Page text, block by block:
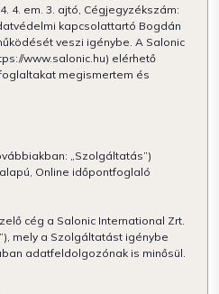
4. em. 3. ajtó, Cégjegyzékszám:
kapcsolattartó Bogdán
veszi igénybe. A Salonic
www.salonic.hu) elérhető
megismertem és
„Szolgáltatás”)
Online időpontfoglaló
cég a Salonic International Zrt.
mely a Szolgáltatást igénybe
adatfeldolgozónak is minősül.